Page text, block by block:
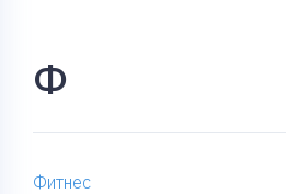
Ф
Фитнес